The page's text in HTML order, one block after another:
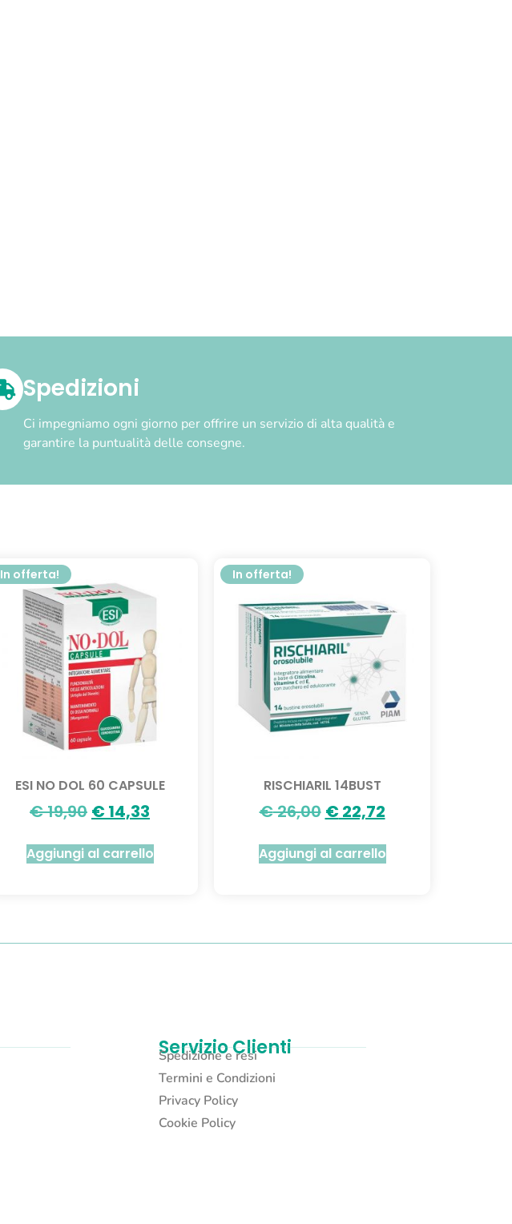
Spedizioni
Ci impegniamo ogni giorno per offrire un servizio di alta qualità e
garantire la puntualità delle consegne.
In offerta!
ESI NO DOL 60 CAPSULE
€19,90 €14,33
Aggiungi al carrello
In offerta!
RISCHIARIL 14BUST
€26,00 €22,72
Aggiungi al carrello
Servizio Clienti
Spedizione e resi
Termini e Condizioni
Privacy Policy
Cookie Policy